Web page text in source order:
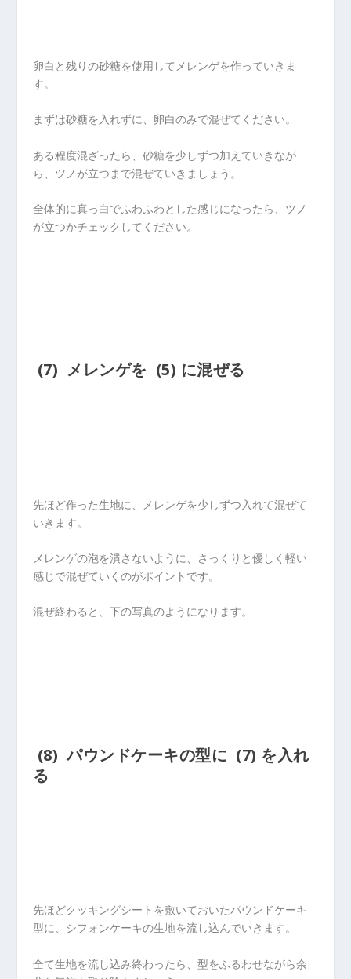
卵白と残りの砂糖を使用してメレンゲを作っていきま
す。
まずは砂糖を入れずに、卵白のみで混ぜてください。
ある程度混ざったら、砂糖を少しずつ加えていきなが
ら、ツノが立つまで混ぜていきましょう。
全体的に真っ白でふわふわとした感じになったら、ツノ
が立つかチェックしてください。
(7) メレンゲを (5) に混ぜる
先ほど作った生地に、メレンゲを少しずつ入れて混ぜて
いきます。
メレンゲの泡を潰さないように、さっくりと優しく軽い
感じで混ぜていくのがポイントです。
混ぜ終わると、下の写真のようになります。
(8) パウンドケーキの型に (7) を入れ
る
先ほどクッキングシートを敷いておいたパウンドケーキ
型に、シフォンケーキの生地を流し込んでいきます。
全て生地を流し込み終わったら、型をふるわせながら余